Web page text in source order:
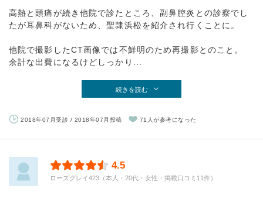
高熱と頭痛が続き他院で診たところ、副鼻腔炎との診察でし
たが耳鼻科がないため、聖隷浜松を紹介され行くことに。
他院で撮影したCT画像では不鮮明のため再撮影とのこと。
余計な出費になるけどしっかり...
続きを読む
2018年07月受診 / 2018年07月投稿 71人が参考になった
4.5
ローズグレイ423（本人・20代・女性・掲載口コミ11件）